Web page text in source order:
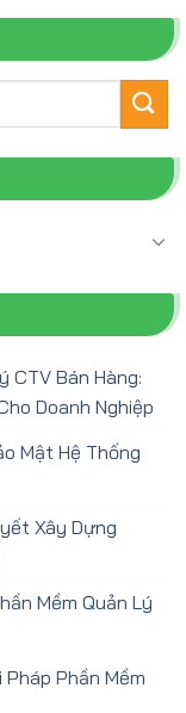
CTV Bán Hàng:
Doanh Nghiệp
Mật Hệ Thống
Xây Dựng
Mềm Quản Lý
Phần Mềm